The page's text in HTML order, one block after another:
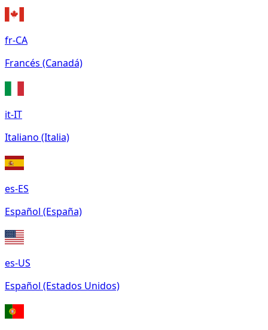
fr-CA
Francés (Canadá)
it-IT
Italiano (Italia)
es-ES
Español (España)
es-US
Español (Estados Unidos)